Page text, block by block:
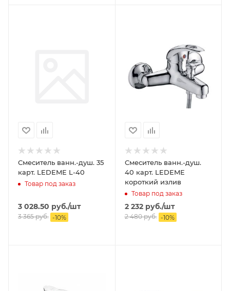
Смеситель ванн.-душ. 35
карт. LEDEME L-40
Товар под заказ
3 028.50 руб./шт
3 365руб. -10%
Смеситель ванн.-душ.
40 карт. LEDEME
короткий излив
Товар под заказ
2 232руб./шт
2 480руб. -10%